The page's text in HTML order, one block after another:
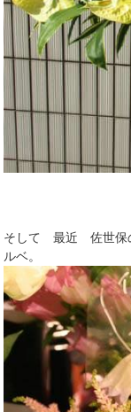
そして 最近 佐世保
ルベ。